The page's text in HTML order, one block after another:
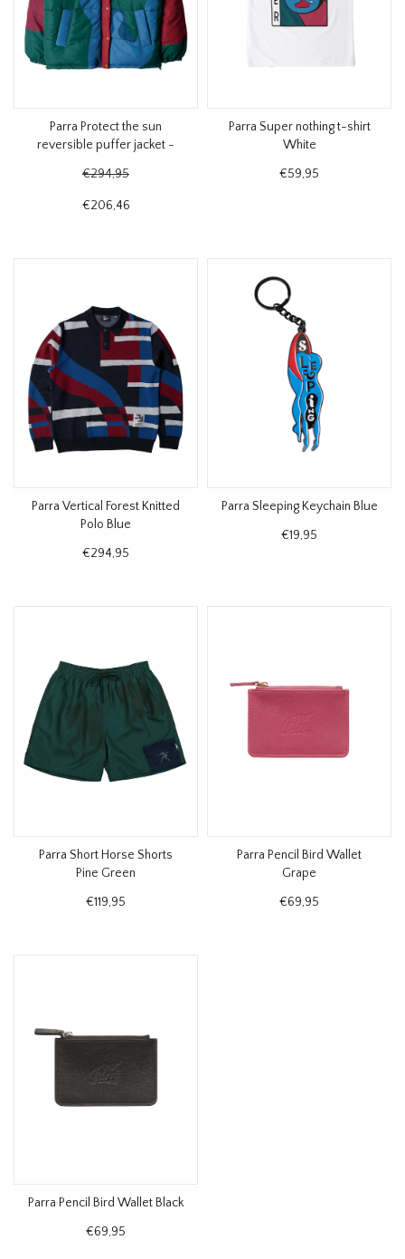
Parra Protect the sun
reversible puffer jacket -
€294,95
€206,46
Parra Super nothing t-shirt
White
€59,95
Parra Vertical Forest Knitted
Polo Blue
€294,95
Parra Sleeping Keychain Blue
€19,95
Parra Short Horse Shorts
Pine Green
€119,95
Parra Pencil Bird Wallet
Grape
€69,95
Parra Pencil Bird Wallet Black
€69,95